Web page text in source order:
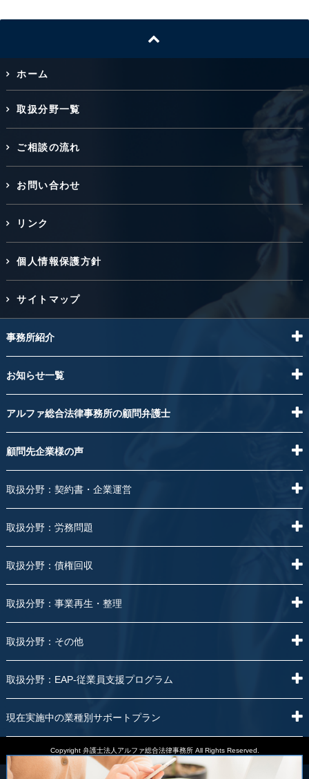
ホーム
取扱分野一覧
ご相談の流れ
お問い合わせ
リンク
個人情報保護方針
サイトマップ
事務所紹介
お知らせ一覧
アルファ総合法律事務所の顧問弁護士
顧問先企業様の声
取扱分野：契約書・企業運営
取扱分野：労務問題
取扱分野：債権回収
取扱分野：事業再生・整理
取扱分野：その他
取扱分野：EAP-従業員支援プログラム
現在実施中の業種別サポートプラン
Copyright 弁護士法人アルファ総合法律事務所 All Rights Reserved.